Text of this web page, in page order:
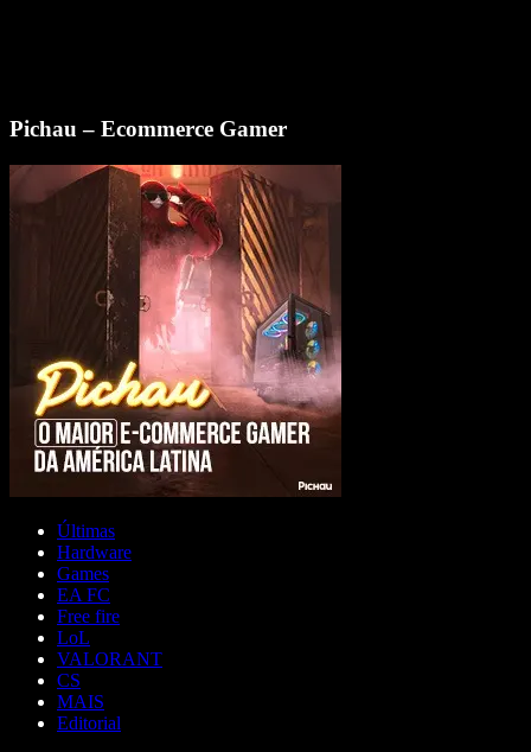
Pichau – Ecommerce Gamer
Últimas
Hardware
Games
EA FC
Free fire
LoL
VALORANT
CS
MAIS
Editorial